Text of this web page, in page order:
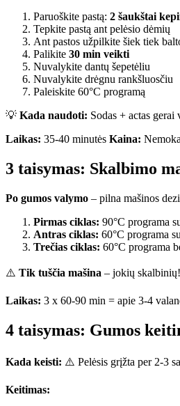
Paruoškite pastą: 2 šaukštai
Tepkite pastą ant pelėsio dėmių
Ant pastos užpilkite šiek tiek
Palikite 30 min veikti
Nuvalykite dantų šepetėliu
Nuvalykite drėgnu rankšluosčiu
Paleiskite 60°C programą
💡 Kada naudoti: Sodas + actas
Laikas: 35-40 minutės Kaina:
3 taisymas: Skalbimo
Po gumos valymo – pilna mašinos
Pirmas ciklas: 90°C programa
Antras ciklas: 60°C programa
Trečias ciklas: 60°C programa
⚠️ Tik tuščia mašina – jokių skalbinių!
Laikas: 3 x 60-90 min = apie 3-4
4 taisymas: Gumos
Kada keisti: ⚠️ Pelėsis grįžta per 2-3
Keitimas: